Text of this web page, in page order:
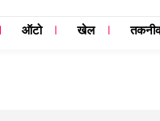
ऑटो खेल